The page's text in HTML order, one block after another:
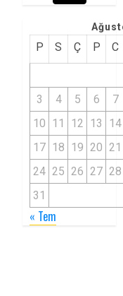
P S Ç P C
3 4 5 6
7
10 11 12 13
14
17 18 19 20 21
24 25 26 27 28
31
« Tem